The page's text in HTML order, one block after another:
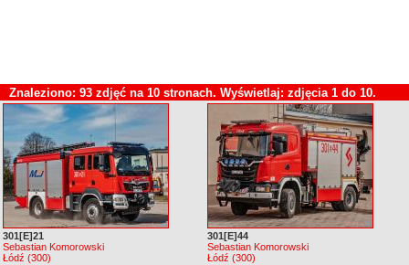
Znaleziono: 93 zdjęć na 10 stronach. Wyświetlaj: zdjęcia 1 do 10.
301[E]21
Sebastian Komorowski
Łódź (300)
301[E]44
Sebastian Komorowski
Łódź (300)